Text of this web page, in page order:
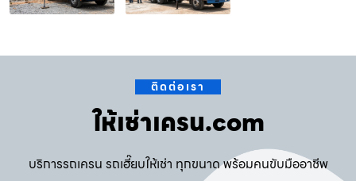
ติดต่อเรา
ให้เช่าเครน.com
บริการรถเครน รถเฮี๊ยบให้เช่า ทุกขนาด พร้อมคนขับมืออาชีพ